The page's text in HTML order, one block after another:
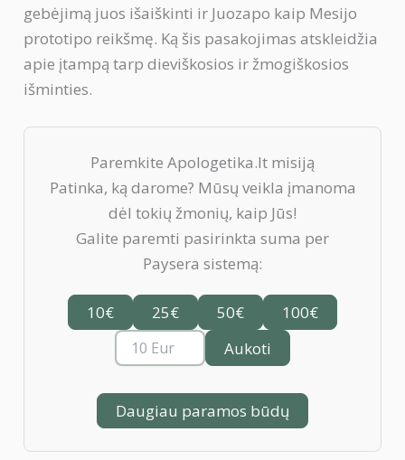
gebėjimą juos išaiškinti ir Juozapo kaip Mesijo
prototipo reikšmę. Ką šis pasakojimas atskleidžia
apie įtampą tarp dieviškosios ir žmogiškosios
išminties.
Paremkite Apologetika.lt misiją
Patinka, ką darome? Mūsų veikla įmanoma
dėl tokių žmonių, kaip Jūs!
Galite paremti pasirinkta suma per
Paysera sistemą:
10€ 25€ 50€
100€
Aukoti
Daugiau paramos būdų